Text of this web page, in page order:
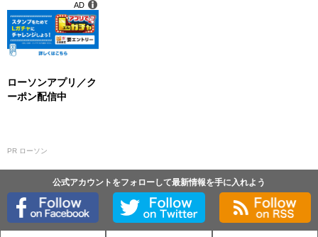
ローソンアプリ／ク
ーポン配信中
PR ローソン
AD
公式アカウントをフォローして最新情報を手に入れよう